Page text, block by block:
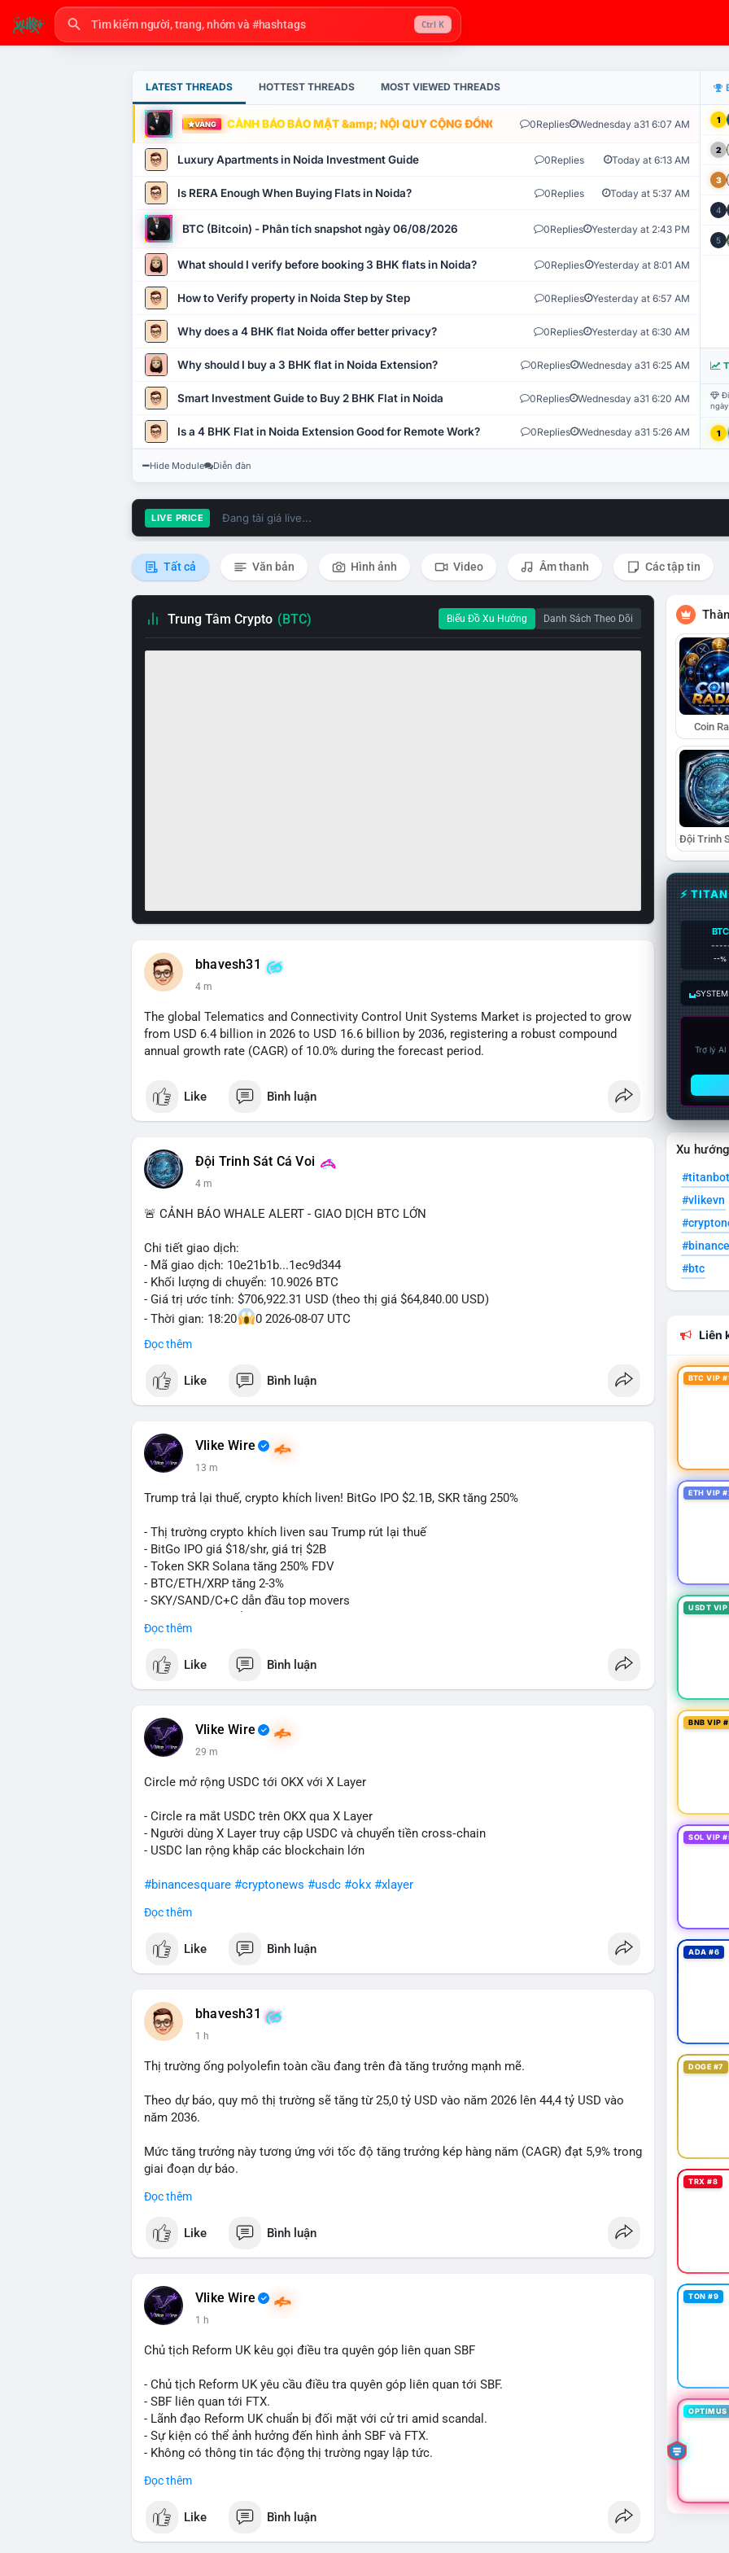
Ctrl K
LATEST THREADS HOTTEST THREADS MOST VIEWED THREADS
VÀNG CẢNH BÁO BẢO MẬT &amp; NỘI QUY CỘNG ĐỒNG VLIKE.VN: HỆ THỐNG GIÁM SÁT TỰ
0Replies Wednesday a31 6:07 AM
Luxury Apartments in Noida Investment Guide 0Replies Today at 6:13 AM
Is RERA Enough When Buying Flats in Noida? 0Replies Today at 5:37 AM
BTC (Bitcoin) - Phân tích snapshot ngày 06/08/2026 0Replies Yesterday at 2:43 PM
What should I verify before booking 3 BHK flats in Noida? 0Replies Yesterday at 8:01 AM
How to Verify property in Noida Step by Step 0Replies Yesterday at 6:57 AM
Why does a 4 BHK flat Noida offer better privacy? 0Replies Yesterday at 6:30 AM
Why should I buy a 3 BHK flat in Noida Extension? 0Replies Wednesday a31 6:25 AM
Smart Investment Guide to Buy 2 BHK Flat in Noida 0Replies Wednesday a31 6:20 AM
Is a 4 BHK Flat in Noida Extension Good for Remote Work? 0Replies Wednesday a31 5:26 AM
1
2
3
4
5
1
Hide Module Diễn đàn
LIVE PRICE Đang tải giá live...
Tất cả Văn bản Hình ảnh Video Âm thanh Các tập tin
Trung Tâm Crypto (BTC) Biểu Đồ Xu Hướng Danh Sách Theo Dõi
bhavesh31
4 m
The global Telematics and Connectivity Control Unit Systems Market is projected to grow
from USD 6.4 billion in 2026 to USD 16.6 billion by 2036, registering a robust compound
annual growth rate (CAGR) of 10.0% during the forecast period.
Like Bình luận
Đội Trinh Sát Cá Voi
4 m
🚨 CẢNH BÁO WHALE ALERT - GIAO DỊCH BTC LỚN
Chi tiết giao dịch:
- Mã giao dịch: 10e21b1b...1ec9d344
- Khối lượng di chuyển: 10.9026 BTC
- Giá trị ước tính: $706,922.31 USD (theo thị giá $64,840.00 USD)
- Thời gian: 18:20
0 2026-08-07 UTC
Nhận định phân tích:
Giao dịch 10.9 BTC trị giá hơn 706 nghìn USD được thực hiện trong khung giờ thanh khoản
mỏng (giờ châu Á) cho thấy chủ ví có chủ đích rõ ràng, không phải lệnh gấp. Quy mô này
thường nằm giữa hai kịch bản: chuyển lên sàn để chuẩn bị bán khi giá chạm vùng kháng cự,
khoản nhưng đủ tạo biến động tâm lý ngắn hạn, động thái này có thể là bước đệm cho một
lệnh lớn hơn trong 24-48 giờ tới. Nhà đầu tư cần theo dõi dòng tiền tiếp theo từ địa chỉ
nguồn.
Lời khuyên:
Nhà đầu tư nhỏ lẻ nên quan sát thêm xác nhận từ 1-2 khối trước khi hành động, tránh vào
lệnh theo cảm xúc. Nếu BTC phá vỡ vùng $65,000 kèm khối lượng tăng, khả năng cá voi
đang tạo đáy tích lũy; ngược lại, nếu giá sụt giảm nhanh, khả năng cao đây là động thái bán
chủ động.
#10dot9btc #vilanhtichluy #giaodichlon
Đọc thêm
Like Bình luận
Vlike Wire
13 m
Trump trả lại thuế, crypto khích liven! BitGo IPO $2.1B, SKR tăng 250%
- Thị trường crypto khích liven sau Trump rút lại thuế
- BitGo IPO giá $18/shr, giá trị $2B
- Token SKR Solana tăng 250% FDV
- BTC/ETH/XRP tăng 2-3%
- SKY/SAND/C+C dẫn đầu top movers
- HK phát hành giấy phép stablecoin
- Saga EVM bị hack $7M
- Steak ’n Shake trả lương BTC
$btc#btc
#vlikevn #titanbot
📰 Nguồn: Decrypt
Đọc thêm
Like Bình luận
Vlike Wire
29 m
Circle mở rộng USDC tới OKX với X Layer
- Circle ra mắt USDC trên OKX qua X Layer
- Người dùng X Layer truy cập USDC và chuyển tiền cross‑chain
- USDC lan rộng khắp các blockchain lớn
#binancesquare #cryptonews #usdc #okx #xlayer
$usdc
#vlikevn #titanbot
Đọc thêm
Like Bình luận
bhavesh31
1 h
Thị trường ống polyolefin toàn cầu đang trên đà tăng trưởng mạnh mẽ.
Theo dự báo, quy mô thị trường sẽ tăng từ 25,0 tỷ USD vào năm 2026 lên 44,4 tỷ USD vào
năm 2036.
Mức tăng trưởng này tương ứng với tốc độ tăng trưởng kép hàng năm (CAGR) đạt 5,9% trong
giai đoạn dự báo.
Đây là tín hiệu tích cực cho các nhà sản xuất, nhà phân phối và nhà đầu tư trong ngành vật
Bạn đánh giá thế nào về tiềm năng của dòng sản phẩm ống nhựa polyolefin trong tương lai?
Đọc thêm
Like Bình luận
Vlike Wire
1 h
Chủ tịch Reform UK kêu gọi điều tra quyên góp liên quan SBF
- Chủ tịch Reform UK yêu cầu điều tra quyên góp liên quan tới SBF.
- SBF liên quan tới FTX.
- Lãnh đạo Reform UK chuẩn bị đối mặt với cử tri amid scandal.
- Sự kiện có thể ảnh hưởng đến hình ảnh SBF và FTX.
- Không có thông tin tác động thị trường ngay lập tức.
#vlikevn #titanbot
Đọc thêm
Like Bình luận
Coin
⚡
BTC
--%
Trợ lý
Xu
#titanbot
#vlikevn
#btc
Liên
BTC VIP
ETH VIP
USDT
BNB VIP
SOL VIP
ADA #6
DOGE #7
TRX #8
TON #9
OPTIMUS